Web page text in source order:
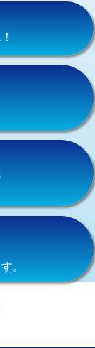
円+材料費
円
円
円。